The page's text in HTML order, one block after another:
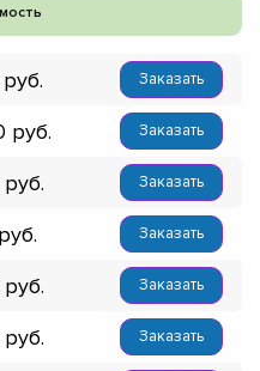
Заказать
Заказать
Заказать
Заказать
Заказать
Заказать